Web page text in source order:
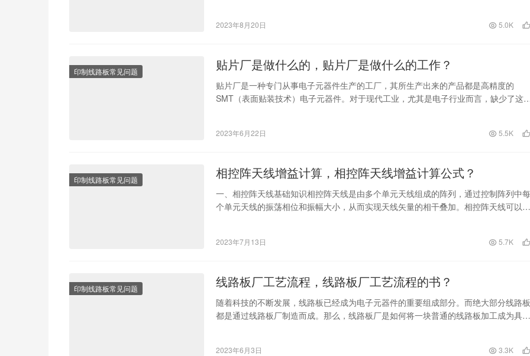
设备完成，周期更短，效率更高，缺点是设备投入较大。
2023年8月20日 5.0K
印制线路板常见问题 贴片厂是做什么的，贴片厂是做什么的工作？
贴片厂是一种专门从事电子元器件生产的工厂，其所生产出来的产品都是高精度的
SMT（表面贴装技术）电子元器件。对于现代工业，尤其是电子行业而言，缺少了这
2023年6月22日 5.5K
印制线路板常见问题 相控阵天线增益计算，相控阵天线增益计算公式？
一、相控阵天线基础知识相控阵天线是由多个单元天线组成的阵列，通过控制阵列中每
个单元天线的振荡相位和振幅大小，从而实现天线矢量的相干叠加。相控阵天线可以通
2023年7月13日 5.7K
印制线路板常见问题 线路板厂工艺流程，线路板厂工艺流程的书？
随着科技的不断发展，线路板已经成为电子元器件的重要组成部分。而绝大部分线路板
都是通过线路板厂制造而成。那么，线路板厂是如何将一块普通的线路板加工成为具有
2023年6月3日 3.3K